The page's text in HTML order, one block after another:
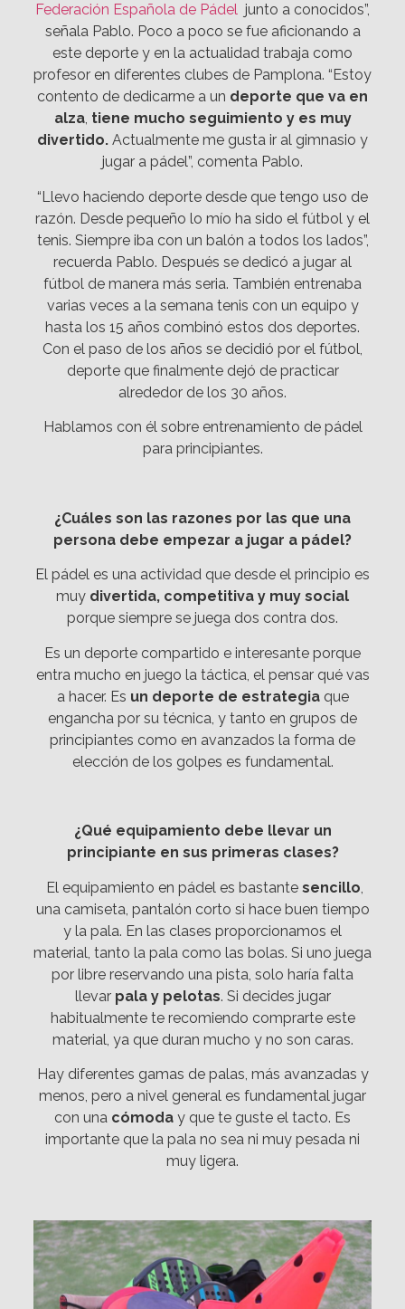
Federación Española de Pádel junto a conocidos”,
señala Pablo. Poco a poco se fue aficionando a
este deporte y en la actualidad trabaja como
profesor en diferentes clubes de Pamplona. “Estoy
contento de dedicarme a un deporte que va en
alza, tiene mucho seguimiento y es muy
divertido. Actualmente me gusta ir al gimnasio y
jugar a pádel”, comenta Pablo.
“Llevo haciendo deporte desde que tengo uso de
razón. Desde pequeño lo mío ha sido el fútbol y el
tenis. Siempre iba con un balón a todos los lados”,
recuerda Pablo. Después se dedicó a jugar al
fútbol de manera más seria. También entrenaba
varias veces a la semana tenis con un equipo y
hasta los 15 años combinó estos dos deportes.
Con el paso de los años se decidió por el fútbol,
deporte que finalmente dejó de practicar
alrededor de los 30 años.
Hablamos con él sobre entrenamiento de pádel
para principiantes.
¿Cuáles son las razones por las que una
persona debe empezar a jugar a pádel?
El pádel es una actividad que desde el principio es
muy divertida, competitiva y muy social
porque siempre se juega dos contra dos.
Es un deporte compartido e interesante porque
entra mucho en juego la táctica, el pensar qué vas
a hacer. Es un deporte de estrategiaque
engancha por su técnica, y tanto en grupos de
principiantes como en avanzados la forma de
elección de los golpes es fundamental.
¿Qué equipamiento debe llevar un
principiante en sus primeras clases?
El equipamiento en pádel es bastante sencillo
una camiseta, pantalón corto si hace buen tiempo
y la pala. En las clases proporcionamos el
material, tanto la pala como las bolas. Si uno juega
por libre reservando una pista, solo haría falta
llevar pala y pelotas. Si decides jugar
habitualmente te recomiendo comprarte este
material, ya que duran mucho y no son caras.
Hay diferentes gamas de palas, más avanzadas y
menos, pero a nivel general es fundamental jugar
con una cómoda y que te guste el tacto. Es
importante que la pala no sea ni muy pesada ni
muy ligera.